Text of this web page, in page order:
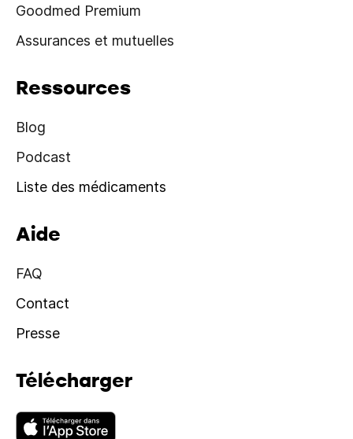
Goodmed Premium
Assurances et mutuelles
Ressources
Blog
Podcast
Liste des médicaments
Aide
FAQ
Contact
Presse
Télécharger